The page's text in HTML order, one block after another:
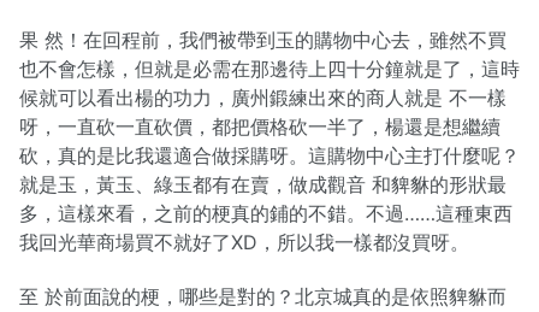
果 然！在回程前，我們被帶到玉的購物中心去，雖然不買
也不會怎樣，但就是必需在那邊待上四十分鐘就是了，這時
候就可以看出楊的功力，廣州鍛練出來的商人就是 不一樣
呀，一直砍一直砍價，都把價格砍一半了，楊還是想繼續
砍，真的是比我還適合做採購呀。這購物中心主打什麼呢？
就是玉，黃玉、綠玉都有在賣，做成觀音 和貏貅的形狀最
多，這樣來看，之前的梗真的鋪的不錯。不過……這種東西
我回光華商場買不就好了XD，所以我一樣都沒買呀。
至 於前面說的梗，哪些是對的？北京城真的是依照貏貅而